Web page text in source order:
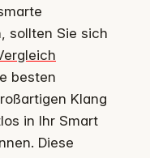
sollten Sie sich
besten
Klang
in Ihr Smart
Diese